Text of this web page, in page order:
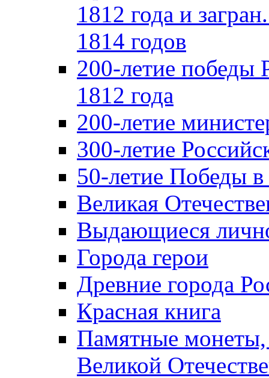
1812 года и
1814 годов
200-летие победы
1812 года
200-летие
300-летие
50-летие Победы
Великая
Выдающиеся
Города герои
Древние города
Красная книга
Памятные
Великой